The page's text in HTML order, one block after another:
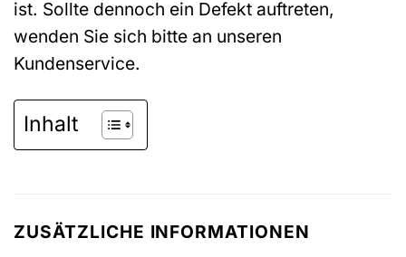
ist. Sollte dennoch ein Defekt auftreten,
wenden Sie sich bitte an unseren
Kundenservice.
Inhalt
ZUSÄTZLICHE INFORMATIONEN